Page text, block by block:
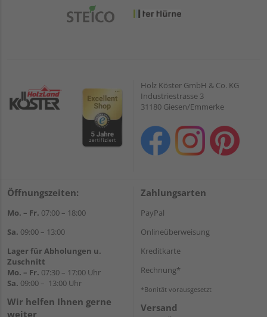
Holz Köster GmbH & Co. KG
Industriestrasse 3
31180 Giesen/Emmerke
Öffnungszeiten:
Mo. – Fr. 07:00 – 18:00
Sa. 09:00 – 13:00
Lager für Abholungen u.
Zuschnitt
Mo. – Fr. 07:30 – 17:00 Uhr
Sa. 09:00 – 13:00 Uhr
Wir helfen Ihnen gerne
weiter
Zahlungsarten
PayPal
Onlineüberweisung
Kreditkarte
Rechnung*
*Bonität vorausgesetzt
Versand